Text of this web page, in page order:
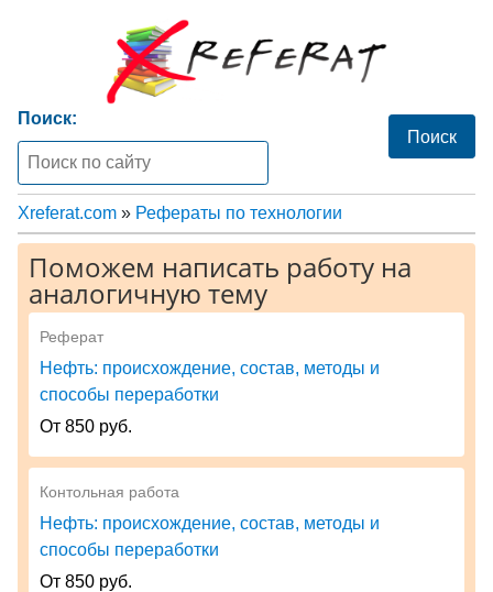
Поиск:
Xreferat.com » Рефераты по технологии
Поможем написать работу на
аналогичную тему
Реферат
Нефть: происхождение, состав, методы и
способы переработки
От 850 руб.
Контольная работа
Нефть: происхождение, состав, методы и
способы переработки
От 850 руб.